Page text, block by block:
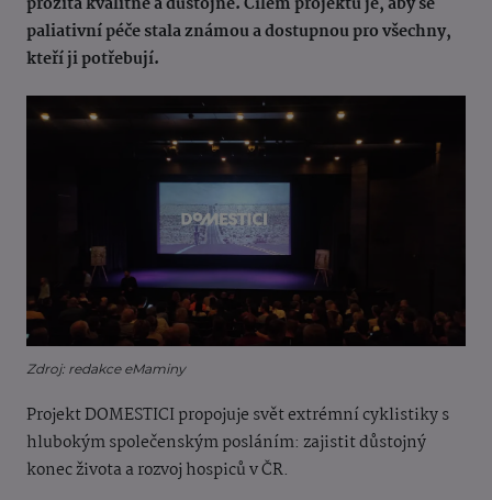
paliativní péče stala známou a dostupnou pro všechny,
kteří ji potřebují.
Zdroj: redakce eMaminy
Projekt DOMESTICI propojuje svět extrémní cyklistiky s
hlubokým společenským posláním: zajistit důstojný
konec života a rozvoj hospiců v ČR.